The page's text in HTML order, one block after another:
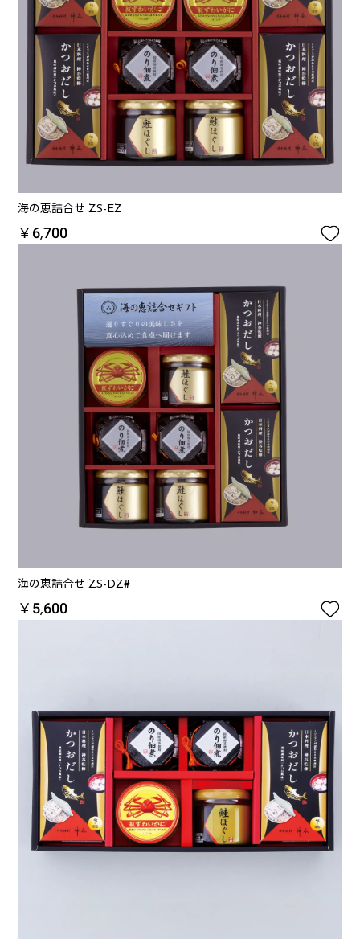
海の恵詰合せ ZS-EZ
￥6,700 
海の恵詰合せ ZS-DZ#
￥5,600 